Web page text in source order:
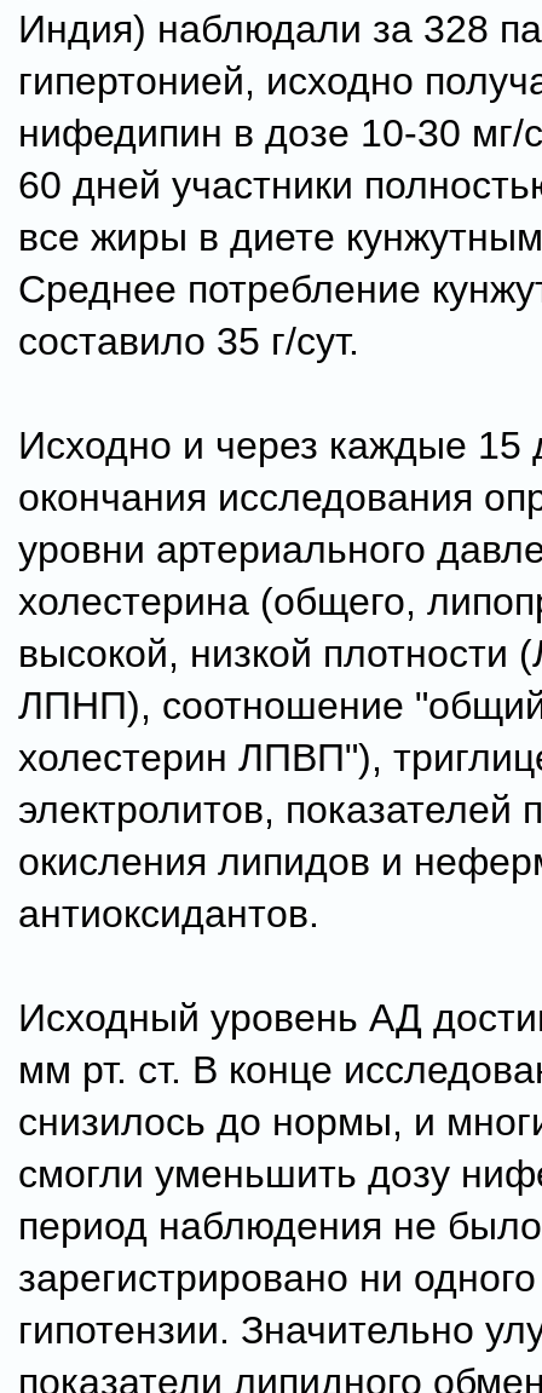
Индия) наблюдали за 328
гипертонией, исходно
нифедипин в дозе 10-30 мг/
60 дней участники
все жиры в диете
Среднее потребление
составило 35 г/сут.
Исходно и через каждые 15
окончания исследования
уровни артериального
холестерина (общего,
высокой, низкой плотности
ЛПНП), соотношение
холестерин ЛПВП"),
электролитов, показателей
окисления липидов и
антиоксидантов.
Исходный уровень АД
мм рт. ст. В конце
снизилось до нормы, и
смогли уменьшить дозу
период наблюдения не было
зарегистрировано ни
гипотензии. Значительно
показатели липидного